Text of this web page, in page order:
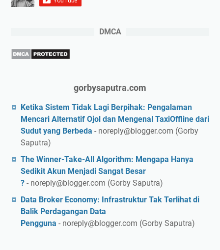
DMCA
gorbysaputra.com
Ketika Sistem Tidak Lagi Berpihak: Pengalaman
Mencari Alternatif Ojol dan Mengenal TaxiOffline dari
Sudut yang Berbeda - noreply@blogger.com (Gorby
Saputra)
The Winner-Take-All Algorithm: Mengapa Hanya
Sedikit Akun Menjadi Sangat Besar
? - noreply@blogger.com (Gorby Saputra)
Data Broker Economy: Infrastruktur Tak Terlihat di
Balik Perdagangan Data
Pengguna - noreply@blogger.com (Gorby Saputra)